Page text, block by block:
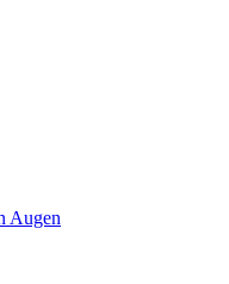
Augen